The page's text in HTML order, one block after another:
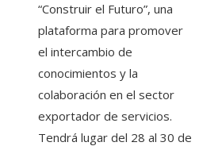
“Construir el Futuro”, una
plataforma para promover
el intercambio de
conocimientos y la
colaboración en el sector
exportador de servicios.
Tendrá lugar del 28 al 30 de